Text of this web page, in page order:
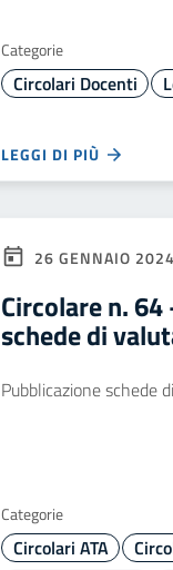
Categorie
Circolari Docenti
LEGGI DI PIÙ
26 GENNAIO 2024
Circolare n.
schede di
Pubblicazione schede
Categorie
Circolari ATA